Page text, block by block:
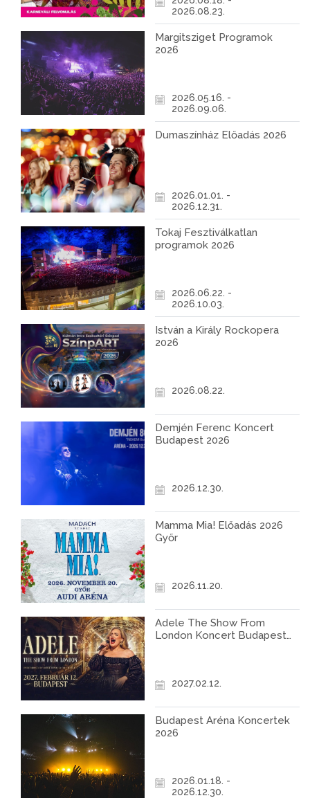
2026.08.23.
Margitsziget Programok
2026
2026.05.16. -
2026.09.06.
Dumaszínház Előadás 2026
2026.01.01. -
2026.12.31.
Tokaj Fesztiválkatlan
programok 2026
2026.06.22. -
2026.10.03.
István a Király Rockopera
2026
2026.08.22.
Demjén Ferenc Koncert
Budapest 2026
2026.12.30.
Mamma Mia! Előadás 2026
Győr
2026.11.20.
Adele The Show From
London Koncert Budapest
2027.02.12.
Budapest Aréna Koncertek
2026
2026.01.18. -
2026.12.30.